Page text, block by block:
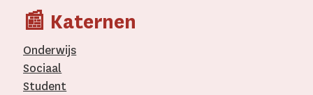
📰 Katernen
Onderwijs
Sociaal
Student